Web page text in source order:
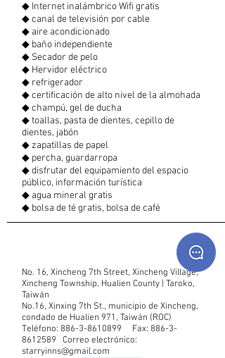
◆ Internet inalámbrico Wifi gratis
◆ canal de televisión por cable
◆ aire acondicionado
◆ baño independiente
◆ Secador de pelo
◆ Hervidor eléctrico
◆ refrigerador
◆ certificación de alto nivel de la almohada
◆ champú, gel de ducha
◆ toallas, pasta de dientes, cepillo de
dientes, jabón
◆ zapatillas de papel
◆ percha, guardarropa
◆ disfrutar del equipamiento del espacio
público, información turística
◆ agua mineral gratis
◆ bolsa de té gratis, bolsa de café
No. 16, Xincheng 7th Street, Xincheng Village,
Xincheng Township, Hualien County | Taroko,
Taiwán
No.16, Xinxing 7th St., municipio de Xincheng,
condado de Hualien 971, Taiwán (ROC)
Teléfono: 886-3-8610899 Fax: 886-3-
8612589 Correo electrónico:
starryinns@gmail.com